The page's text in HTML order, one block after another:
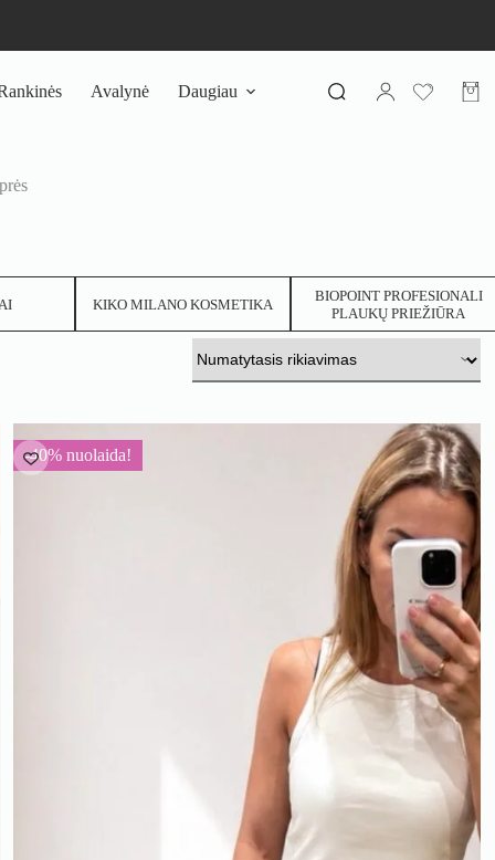
Avalynė Daugiau
KIKO MILANO KOSMETIKA
BIOPOINT PROFESIONALI
PLAUKŲ PRIEŽIŪRA
-40% nuolaida!